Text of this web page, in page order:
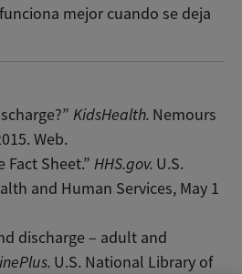
mejor cuando se deja
KidsHealth. Nemours
Web.
Fact Sheet.”HHS.gov. U.S.
and Human Services, May 1
discharge – adult and
U.S. National Library of